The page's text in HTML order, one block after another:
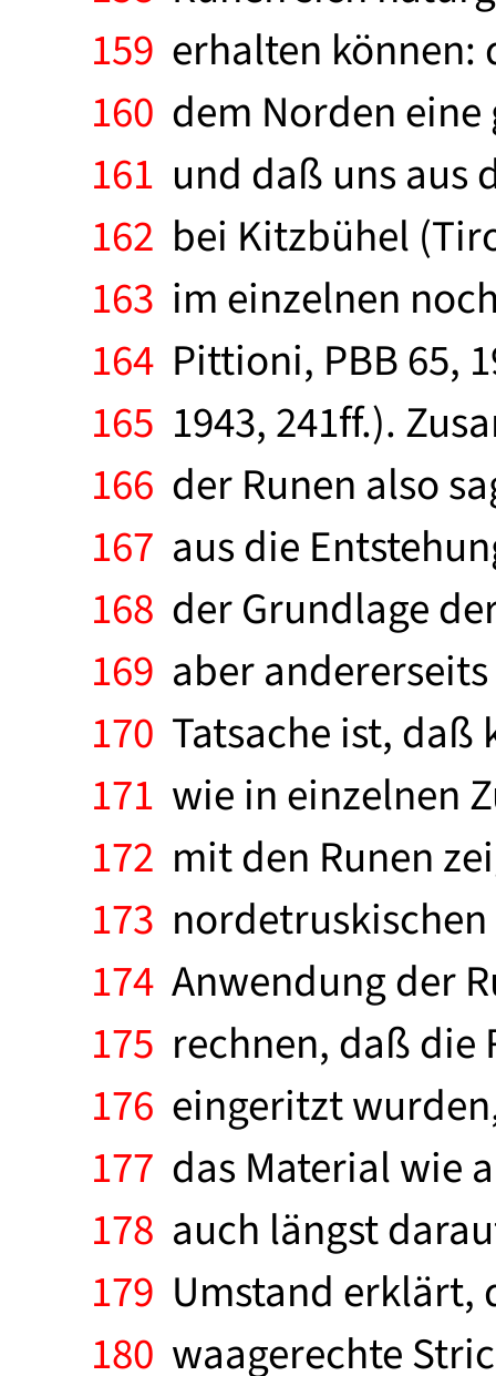
159 erhalten können:
160 dem Norden
161 und daß uns aus
162 bei Kitzbühel
163 im einzelnen
164 Pittioni, PBB 65,
165 1943, 241ff.).
166 der Runen also
167 aus die
168 der Grundlage
169 aber
170 Tatsache ist,
171 wie in einzelnen
172 mit den Runen
173
174 Anwendung der
175 rechnen, daß die
176 eingeritzt
177 das Material wie
178 auch längst
179 Umstand erklärt,
180 waagerechte